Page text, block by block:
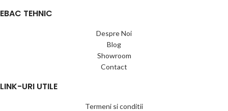
EBAC TEHNIC
Despre Noi
Blog
Showroom
Contact
LINK-URI UTILE
Termeni si conditii